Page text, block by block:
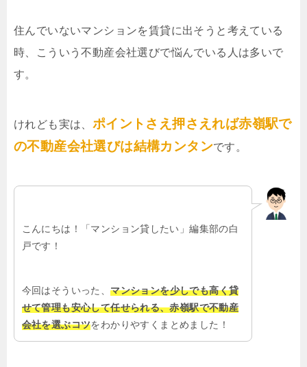
住んでいないマンションを賃貸に出そうと考えている
時、こういう不動産会社選びで悩んでいる人は多いで
す。
けれども実は、 ポイントさえ押さえれば赤嶺駅で
の不動産会社選びは結構カンタンです。
こんにちは！「マンション貸したい」編集部の白
戸です！
今回はそういった、マンションを少しでも高く貸
せて管理も安心して任せられる、赤嶺駅で不動産
会社を選ぶコツをわかりやすくまとめました！